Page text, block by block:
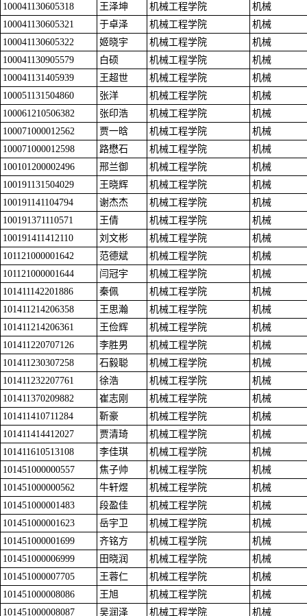
100041130605318
王泽坤 机械工程学院
机械
100041130605321
于卓泽 机械工程学院
机械
100041130605322
姬晓宇 机械工程学院
机械
100041130905579
白硕 机械工程学院
机械
100041131405939
王超世 机械工程学院
机械
100051131504860
张洋 机械工程学院
机械
100061210506382
张印浩 机械工程学院
机械
100071000012562
贾一晗 机械工程学院
机械
100071000012598
路懋石 机械工程学院
机械
100101200002496
邢兰御 机械工程学院
机械
100191131504029
王晓辉 机械工程学院
机械
100191141104794
谢杰杰 机械工程学院
机械
100191371110571
王倩 机械工程学院
机械
100191411412110
刘文彬 机械工程学院
机械
101121000001642
范德斌 机械工程学院
机械
101121000001644
闫冠宇 机械工程学院
机械
101411142201886
秦佩 机械工程学院
机械
101411214206358
王思瀚 机械工程学院
机械
101411214206361
王俭辉 机械工程学院
机械
101411220707126
李胜男 机械工程学院
机械
101411230307258
石毅聪 机械工程学院
机械
101411232207761
徐浩 机械工程学院
机械
101411370209882
崔志刚 机械工程学院
机械
101411410711284
靳豪 机械工程学院
机械
101411414412027
贾清琦 机械工程学院
机械
101411610513108
李佳琪 机械工程学院
机械
101451000000557
焦子帅 机械工程学院
机械
101451000000562
牛轩煜 机械工程学院
机械
101451000001483
段盈佳 机械工程学院
机械
101451000001623
岳宇卫 机械工程学院
机械
101451000001699
齐铭方 机械工程学院
机械
101451000006999
田晓润 机械工程学院
机械
101451000007705
王蓉仁 机械工程学院
机械
101451000008086
王旭 机械工程学院
机械
101451000008087
吴润泽 机械工程学院 机械